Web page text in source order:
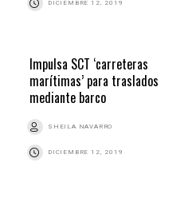
DICIEMBRE 12, 2019
Impulsa SCT ‘carreteras
marítimas’ para traslados
mediante barco
SHEILA NAVARRO
DICIEMBRE 12, 2019